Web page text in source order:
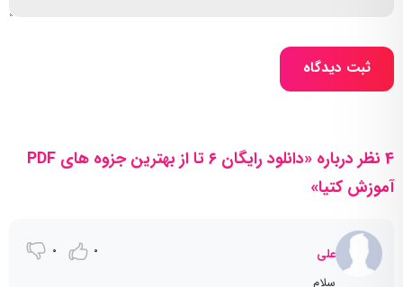
ثبت دیدگاه
4 نظر درباره «دانلود رایگان ۶ تا از بهترین جزوه های PDF
آموزش کتیا»
علی 0
0
سلام